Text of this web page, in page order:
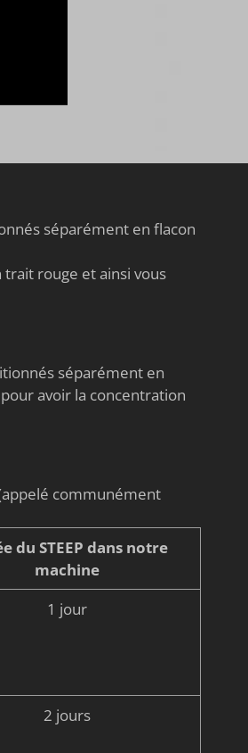
séparément en flacon
rouge et ainsi vous
séparément en
avoir la concentration
communément
du STEEP dans notre
machine
1 jour
2 jours